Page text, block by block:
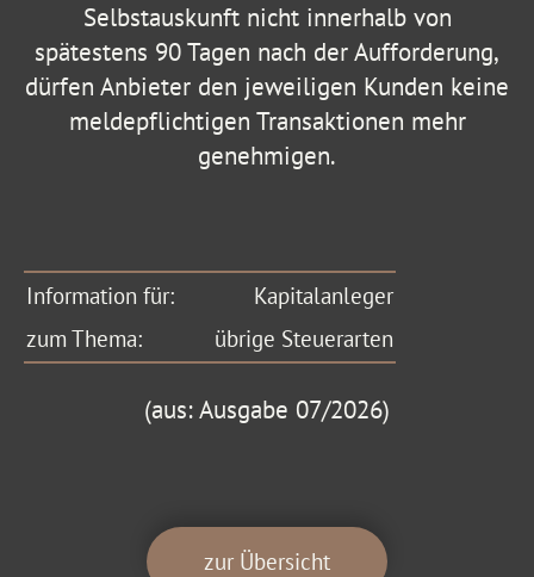
Selbstauskunft nicht innerhalb von
spätestens 90 Tagen nach der Aufforderung,
dürfen Anbieter den jeweiligen Kunden keine
meldepflichtigen Transaktionen mehr
genehmigen.
Information für:
Kapitalanleger
zum Thema:
übrige Steuerarten
(aus: Ausgabe 07/2026)
zur Übersicht